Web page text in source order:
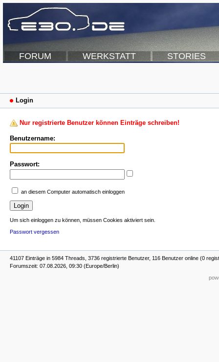
FORUM WERKSTATT STORIES
Login
Nur registrierte Benutzer können Einträge schreiben!
Benutzername:
Passwort:
an diesem Computer automatisch einloggen
Um sich einloggen zu können, müssen Cookies aktiviert sein.
Passwort vergessen
41107 Einträge in 5984 Threads, 3736 registrierte Benutzer, 116 Benutzer online (0
Forumszeit: 07.08.2026, 09:30 (Europe/Berlin)